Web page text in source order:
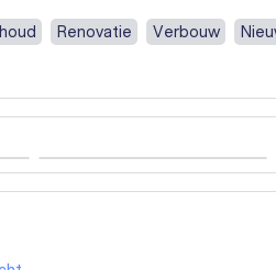
een nieuwbouwproject of wilt u
Bouw bieden we persoonlijke
dat het maken van keuzes in
te helpen bij het maken van de
afwerking.
in de bouwsector zijn we uw
een vrijblijvende offerte of advies.
Renovatie Verbouw